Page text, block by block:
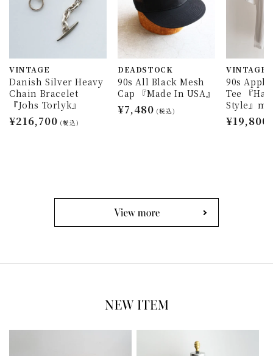
VINTAGE
Danish Silver Heavy
Chain Bracelet
『Johs Torlyk』
通
¥216,700 (税込)
DEADSTOCK
90s All Black Mesh
Cap 『Made In USA』
通
¥7,480 (税込)
VINTAGE
90s
Tee 『
Style』
通
¥19,800